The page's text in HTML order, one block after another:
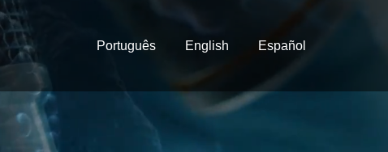
Português English Español